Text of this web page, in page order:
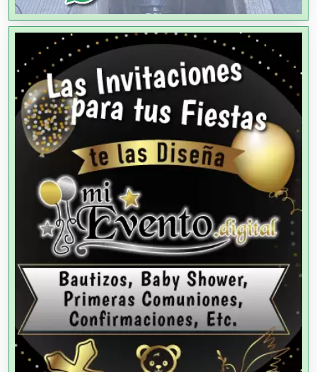
Alimentos
Almacenaje
Alquiler de Autos
Alquiler de Equipos para Fiestas
Alquiler de Sillas y Mesas
Alquiler de Trajes de Etiqueta
Alta Costura